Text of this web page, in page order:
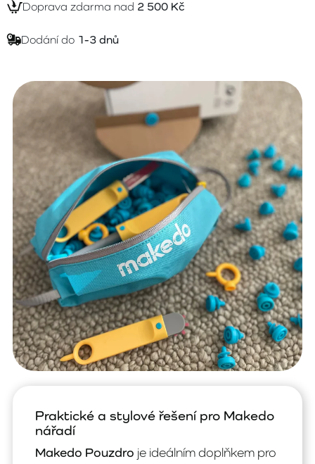
Doprava zdarma nad 2 500 Kč
Dodání do 1-3 dnů
Praktické a stylové řešení pro Makedo
nářadí
Makedo Pouzdro je ideálním doplňkem pro